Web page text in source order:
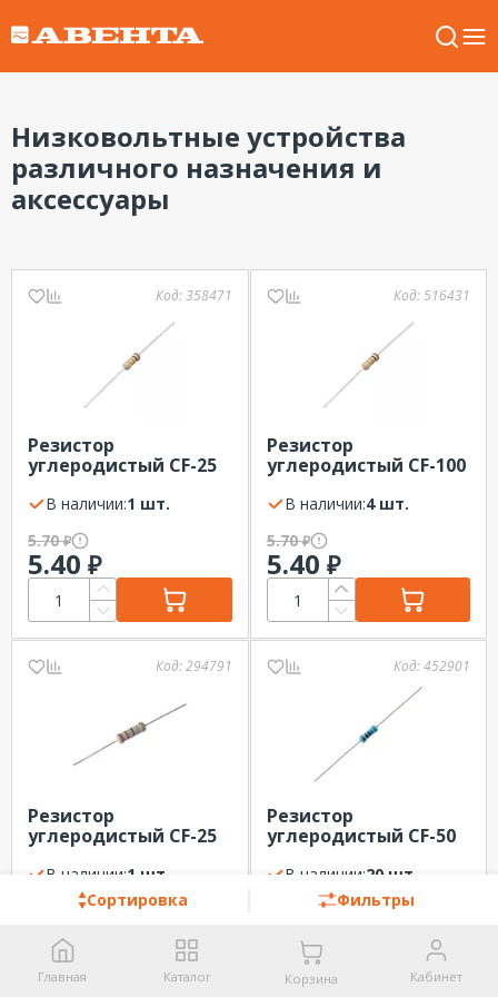
Низковольтные устройства
различного назначения и
аксессуары
Сортировка Фильтры
Код:358471
Резистор
углеродистый CF-25
5% Тайвань
В наличии:
1 шт.
5.70₽
5.40 ₽
Код:516431
Резистор
углеродистый CF-100
Тайвань
В наличии:
4 шт.
5.70₽
5.40 ₽
Код:294791
Резистор
углеродистый CF-25
5% Тайвань
В наличии:
1 шт.
9.50
Код:452901
Резистор
углеродистый CF-50
5% Тайвань
В наличии:
20 шт.
₽
10.80
Главная Каталог Корзина Кабинет